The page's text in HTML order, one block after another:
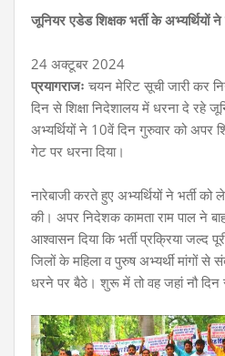
जूनियर एडेड शिक्षक भर्ती के अभ्यर्थियों
24 अक्टूबर 2024
प्रयागराजः चयन मेरिट सूची जारी कर
दिन से शिक्षा निदेशालय में धरना दे रहे
अभ्यर्थियों ने 10वें दिन गुरुवार को अपर
गेट पर धरना दिया।
नारेबाजी करते हुए अभ्यर्थियों ने भर्ती
की। अपर निदेशक कामता राम पाल ने
आश्वासन दिया कि भर्ती प्रक्रिया जल्द
जिलों के महिला व पुरुष अभ्यर्थी मांगों से
धरने पर बैठे। शुरू में तो वह जहां नौ